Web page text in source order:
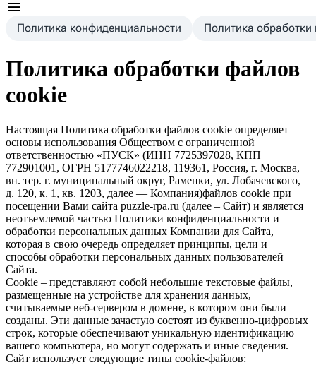
Политика конфиденциальности Политика
Политика обработки файлов
cookie
Настоящая Политика обработки файлов cookie определяет
основы использования Обществом с ограниченной
ответственностью «ПУСК» (ИНН 7725397028, КПП
772901001, ОГРН 5177746022218, 119361, Россия, г. Москва,
вн. тер. г. муниципальный округ, Раменки, ул. Лобачевского,
д. 120, к. 1, кв. 1203, далее — Компания)файлов cookie при
посещении Вами сайта puzzle-rpa.ru (далее – Сайт) и является
неотъемлемой частью Политики конфиденциальности и
обработки персональных данных Компании для Сайта,
которая в свою очередь определяет принципы, цели и
способы обработки персональных данных пользователей
Сайта.
Cookie – представляют собой небольшие текстовые файлы,
размещенные на устройстве для хранения данных,
считываемые веб-сервером в домене, в котором они были
созданы. Эти данные зачастую состоят из буквенно-цифровых
строк, которые обеспечивают уникальную идентификацию
вашего компьютера, но могут содержать и иные сведения.
Сайт использует следующие типы cookie-файлов: